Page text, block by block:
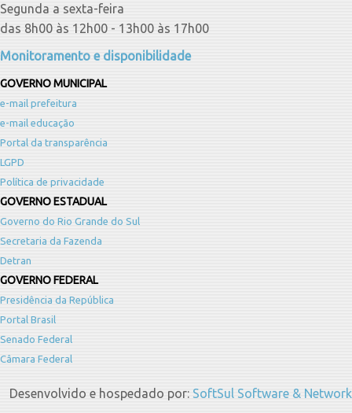
Segunda a sexta-feira
das 8h00 às 12h00 - 13h00 às 17h00
Monitoramento e disponibilidade
GOVERNO MUNICIPAL
e-mail prefeitura
e-mail educação
Portal da transparência
LGPD
Política de privacidade
GOVERNO ESTADUAL
Governo do Rio Grande do Sul
Secretaria da Fazenda
Detran
GOVERNO FEDERAL
Presidência da República
Portal Brasil
Senado Federal
Câmara Federal
Desenvolvido e hospedado por: SoftSul Software & Network